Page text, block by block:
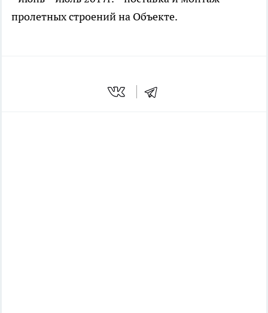
пролетных строений на Объекте.